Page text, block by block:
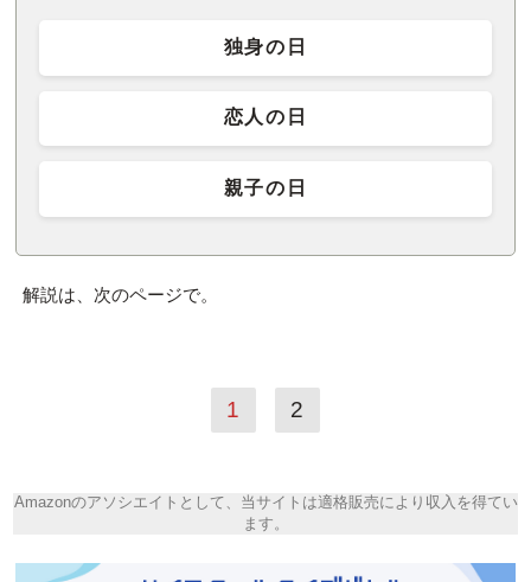
独身の日
恋人の日
親子の日
解説は、次のページで。
1 2
Amazonのアソシエイトとして、当サイトは適格販売により収入を得てい
ます。